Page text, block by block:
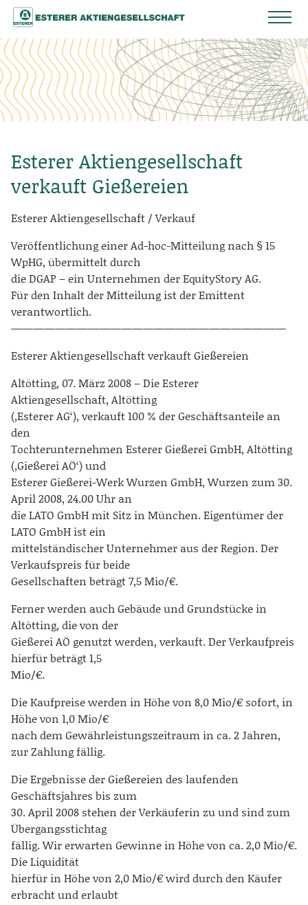
Esterer Aktiengesellschaft
verkauft Gießereien
Esterer Aktiengesellschaft / Verkauf
Veröffentlichung einer Ad-hoc-Mitteilung nach § 15
WpHG, übermittelt durch
die DGAP – ein Unternehmen der EquityStory AG.
Für den Inhalt der Mitteilung ist der Emittent
verantwortlich.
—————————————————————————
Esterer Aktiengesellschaft verkauft Gießereien
Altötting, 07. März 2008 – Die Esterer
Aktiengesellschaft, Altötting
(‚Esterer AG‘), verkauft 100 % der Geschäftsanteile an
den
Tochterunternehmen Esterer Gießerei GmbH, Altötting
(‚Gießerei AÖ‘) und
Esterer Gießerei-Werk Wurzen GmbH, Wurzen zum 30.
April 2008, 24.00 Uhr an
die LATO GmbH mit Sitz in München. Eigentümer der
LATO GmbH ist ein
mittelständischer Unternehmer aus der Region. Der
Verkaufspreis für beide
Gesellschaften beträgt 7,5 Mio/€.
Ferner werden auch Gebäude und Grundstücke in
Altötting, die von der
Gießerei AÖ genutzt werden, verkauft. Der Verkaufpreis
hierfür beträgt 1,5
Mio/€.
Die Kaufpreise werden in Höhe von 8,0 Mio/€ sofort, in
Höhe von 1,0 Mio/€
nach dem Gewährleistungszeitraum in ca. 2 Jahren,
zur Zahlung fällig.
Die Ergebnisse der Gießereien des laufenden
Geschäftsjahres bis zum
30. April 2008 stehen der Verkäuferin zu und sind zum
Übergangsstichtag
fällig. Wir erwarten Gewinne in Höhe von ca. 2,0 Mio/€.
Die Liquidität
hierfür in Höhe von 2,0 Mio/€ wird durch den Käufer
erbracht und erlaubt